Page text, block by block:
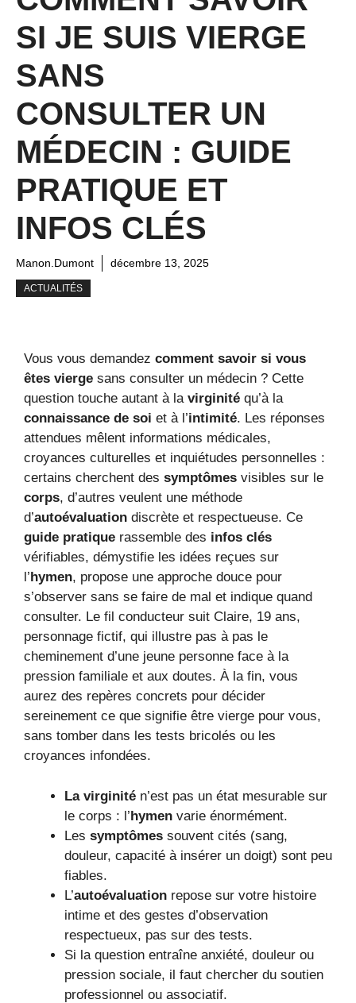
SI JE SUIS VIERGE
SANS
CONSULTER UN
MÉDECIN : GUIDE
PRATIQUE ET
INFOS CLÉS
Manon.Dumont décembre 13, 2025
ACTUALITÉS
Vous vous demandez comment savoir si vous
êtes vierge sans consulter un médecin ? Cette
question touche autant à la virginité qu’à la
connaissance de soi et à l’intimité. Les réponses
attendues mêlent informations médicales,
croyances culturelles et inquiétudes personnelles :
certains cherchent des symptômes visibles sur le
corps, d’autres veulent une méthode
d’autoévaluation discrète et respectueuse. Ce
guide pratique rassemble des infos clés
vérifiables, démystifie les idées reçues sur
l’hymen, propose une approche douce pour
s’observer sans se faire de mal et indique quand
consulter. Le fil conducteur suit Claire, 19 ans,
personnage fictif, qui illustre pas à pas le
cheminement d’une jeune personne face à la
pression familiale et aux doutes. À la fin, vous
aurez des repères concrets pour décider
sereinement ce que signifie être vierge pour vous,
sans tomber dans les tests bricolés ou les
croyances infondées.
La virginité n’est pas un état mesurable sur
le corps : l’hymen varie énormément.
Les symptômes souvent cités (sang,
douleur, capacité à insérer un doigt) sont peu
fiables.
L’autoévaluation repose sur votre histoire
intime et des gestes d’observation
respectueux, pas sur des tests.
Si la question entraîne anxiété, douleur ou
pression sociale, il faut chercher du soutien
professionnel ou associatif.